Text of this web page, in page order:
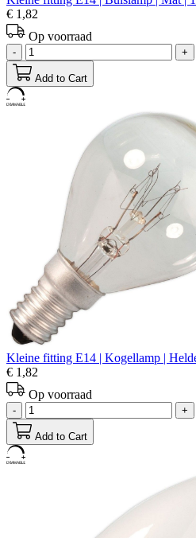
€ 1,82
Op voorraad
- +
Add to Cart
Kleine fitting E14 | Kogellamp |
€ 1,82
Op voorraad
- +
Add to Cart